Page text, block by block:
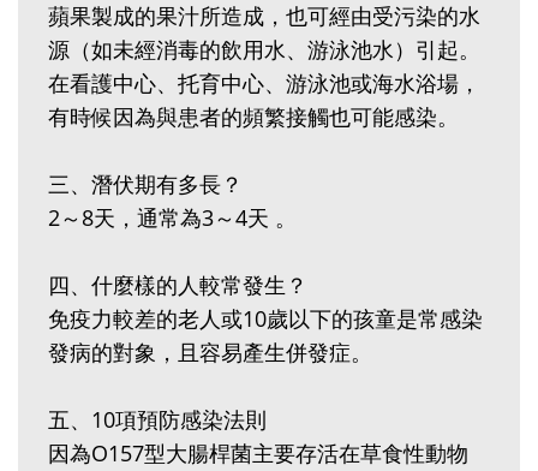
蘋果製成的果汁所造成，也可經由受污染的水
源（如未經消毒的飲用水、游泳池水）引起。
在看護中心、托育中心、游泳池或海水浴場，
有時候因為與患者的頻繁接觸也可能感染。
三、潛伏期有多長？
2～8天，通常為3～4天 。
四、什麼樣的人較常發生？
免疫力較差的老人或10歲以下的孩童是常感染
發病的對象，且容易產生併發症。
五、10項預防感染法則
因為O157型大腸桿菌主要存活在草食性動物